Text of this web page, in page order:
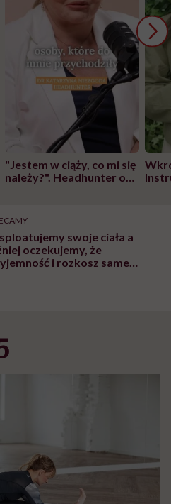
"Jestem w ciąży, co mi się
należy?". Headhunter o
pracy
swoje ciała a
oczekujemy, że
i rozkosz same